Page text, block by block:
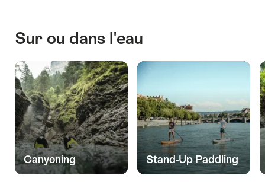
Sur ou dans l'eau
Canyoning Stand-Up Paddling